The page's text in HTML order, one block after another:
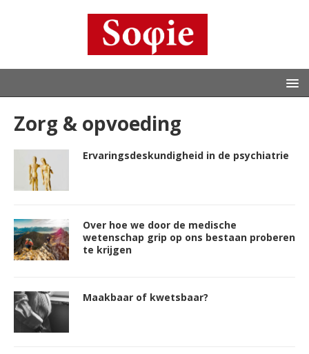
Zorg & opvoeding
Ervaringsdeskundigheid in de psychiatrie
Over hoe we door de medische
wetenschap grip op ons bestaan proberen
te krijgen
Maakbaar of kwetsbaar?